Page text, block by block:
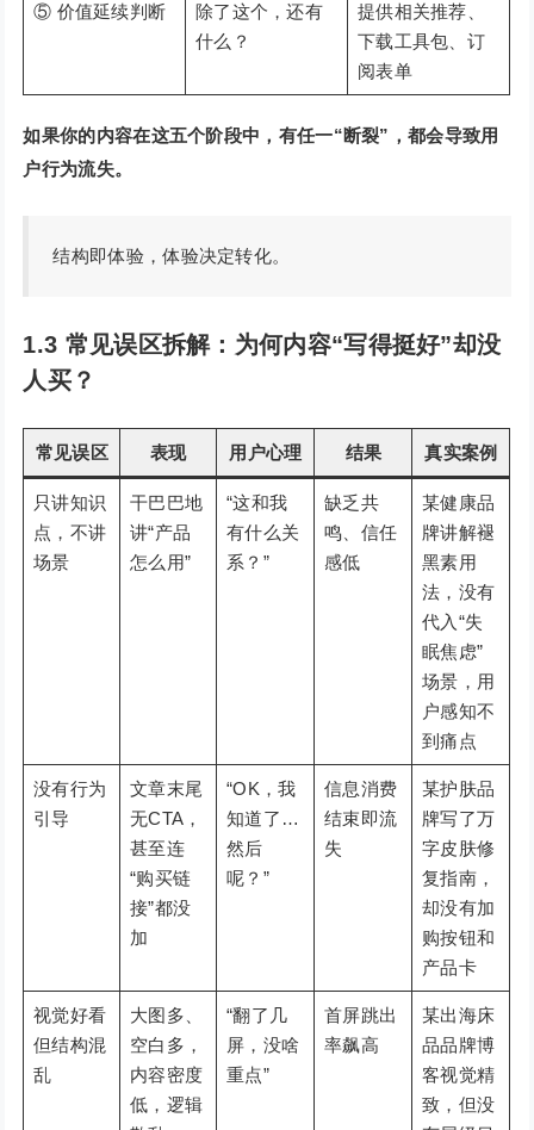
⑤ 价值延续判断
除了这个，还有
什么？
提供相关推荐、
下载工具包、订
阅表单
如果你的内容在这五个阶段中，有任一“断裂”，都会导致用
户行为流失。
结构即体验，体验决定转化。
1.3 常见误区拆解：为何内容“写得挺好”却没
人买？
常见误区 表现 用户心理 结果 真实案例
只讲知识
点，不讲
场景
干巴巴地
讲“产品
怎么用”
“这和我
有什么关
系？”
缺乏共
鸣、信任
感低
某健康品
牌讲解褪
黑素用
法，没有
代入“失
眠焦虑”
场景，用
户感知不
到痛点
没有行为
引导
文章末尾
无CTA，
甚至连
“购买链
接”都没
加
“OK，我
知道了…
然后
呢？”
信息消费
结束即流
失
某护肤品
牌写了万
字皮肤修
复指南，
却没有加
购按钮和
产品卡
视觉好看
但结构混
乱
大图多、
空白多，
内容密度
低，逻辑
“翻了几
屏，没啥
重点”
首屏跳出
率飙高
某出海床
品品牌博
客视觉精
致，但没